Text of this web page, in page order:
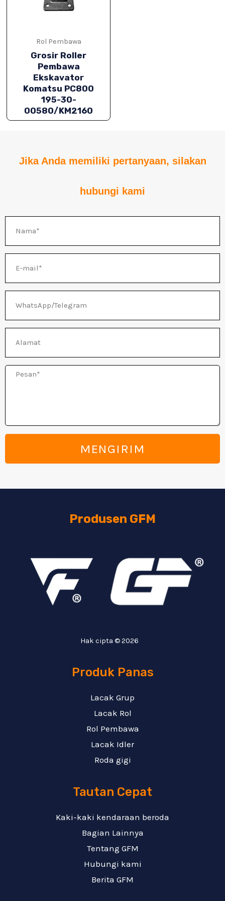
Rol Pembawa
Grosir Roller
Pembawa
Ekskavator
Komatsu PC800
195-30-
00580/KM2160
Jika Anda memiliki pertanyaan, silakan
hubungi kami
Pesan
MENGIRIM
Produsen GFM
Hak cipta © 2026
Produk Panas
Lacak Grup
Lacak Rol
Rol Pembawa
Lacak Idler
Roda gigi
Tautan Cepat
Kaki-kaki kendaraan beroda
Bagian Lainnya
Tentang GFM
Hubungi kami
Berita GFM